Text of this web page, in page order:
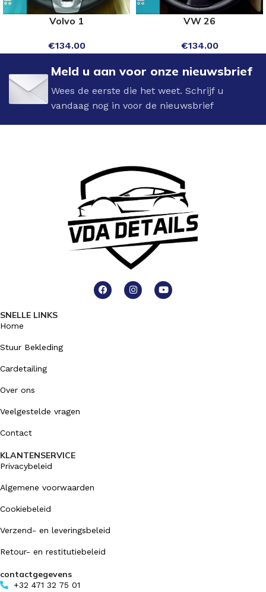
Volvo 1
€134.00
VW 26
€134.00
Meld u aan voor onze nieuwsbrief
Wees de eerste die het weet. Schrijf u
vandaag nog in voor de nieuwsbrief
SNELLE LINKS
Home
Stuur Bekleding
Cardetailing
Over ons
Veelgestelde vragen
Contact
KLANTENSERVICE
Privacybeleid
Algemene voorwaarden
Cookiebeleid
Verzend- en leveringsbeleid
Retour- en restitutiebeleid
contactgegevens
+32 471 32 75 01